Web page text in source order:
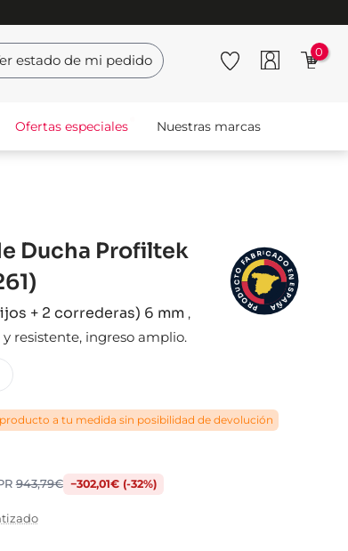
estado de mi pedido 0
Ofertas especiales Nuestras marcas
Ducha Profiltek
+ 2 correderas) 6 mm ,
resistente, ingreso amplio.
P
R
O
D
U
C
T
O
FABRICADO
E
N
E
S
P
A
Ñ
A
a tu medida sin posibilidad de devolución
943,79€ −302,01€ (-32%)